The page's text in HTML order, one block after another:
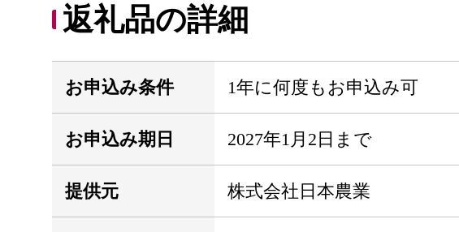
返礼品の詳細
お申込み条件 1年に何度もお申込み可
お申込み期日 2027年1月2日まで
提供元 株式会社日本農業